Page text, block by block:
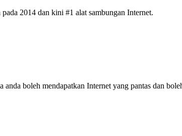
2014 dan kini #1 alat sambungan Internet.
boleh mendapatkan Internet yang pantas dan